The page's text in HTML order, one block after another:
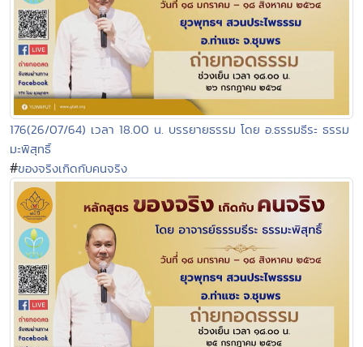
176(26/07/64) เวลา 18.00 น. บรรยายธรรม โดย อ.ธรรมธีระ ธรรม
มะพิสุทธิ์
#ของจริงเกิดกับคนจริง